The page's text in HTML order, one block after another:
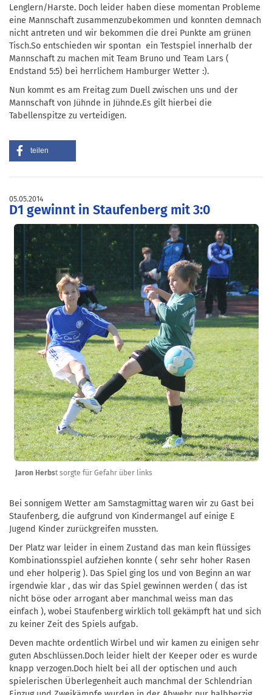
Lenglern/Harste. Doch leider haben diese momentan Probleme
eine Mannschaft zusammenzubekommen und konnten demnach
nicht antreten und wir bekommen die drei Punkte am grünen
Tisch.So entschieden wir spontan ein Testspiel innerhalb der
Mannschaft zu machen mit Team Bruno und Team Lars (
Endstand 5:5) bei herrlichem Hamburger Wetter :).
Nun kommt es am Freitag zum Duell zwischen uns und der
Mannschaft von Jühnde in Jühnde.Es gilt hierbei die
Tabellenspitze zu verteidigen.
teilen
05.05.2014
D1 gewinnt in Staufenberg mit 3:0
Jaron Herbst sorgte für Gefahr über links
Bei sonnigem Wetter am Samstagmittag waren wir zu Gast bei
Staufenberg, die aufgrund von Kindermangel auf einige E
Jugend Kinder zurückgreifen mussten.
Der Platz war leider in einem Zustand das man kein flüssiges
Kombinationsspiel aufziehen konnte ( sehr sehr hoher Rasen
und eher holperig ). Das Spiel ging los und von Beginn an war
irgendwie klar , das wir das Spiel gewinnen werden ( das ist
nicht böse oder arrogant aber manchmal weiss man das
einfach ), wobei Staufenberg wirklich toll gekämpft hat und sich
zu keiner Zeit des Spiels aufgab.
Deven machte ordentlich Wirbel und wir kamen zu einigen sehr
guten Abschlüssen.Doch leider hielt der Keeper oder es wurde
knapp verzogen.Doch hielt bei all der optischen und auch
spielerischen Überlegenheit auch manchmal der Schlendrian